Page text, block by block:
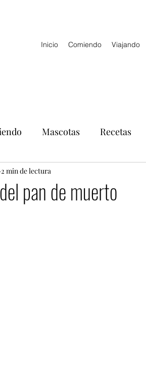
Inicio Comiendo Viajando
Mascotas Recetas
pan de muerto
2 min de lectura